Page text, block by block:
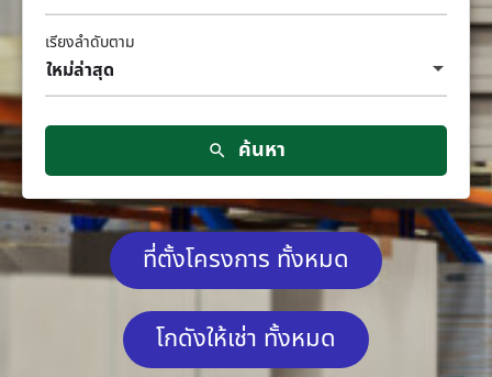
ใหม่ล่าสุด
เรียงลำดับตาม
ค้นหา
ที่ตั้งโครงการ ทั้งหมด
โกดังให้เช่า ทั้งหมด